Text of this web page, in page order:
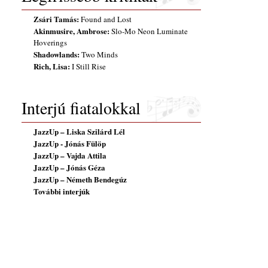
Zsári Tamás:Found and Lost
Akinmusire, Ambrose:Slo-Mo Neon Luminate
Hoverings
Shadowlands:Two Minds
Rich, Lisa:I Still Rise
Interjú fiatalokkal
JazzUp – Liska Szilárd Lél
JazzUp - Jónás Fülöp
JazzUp – Vajda Attila
JazzUp – Jónás Géza
JazzUp – Németh Bendegúz
További interjúk